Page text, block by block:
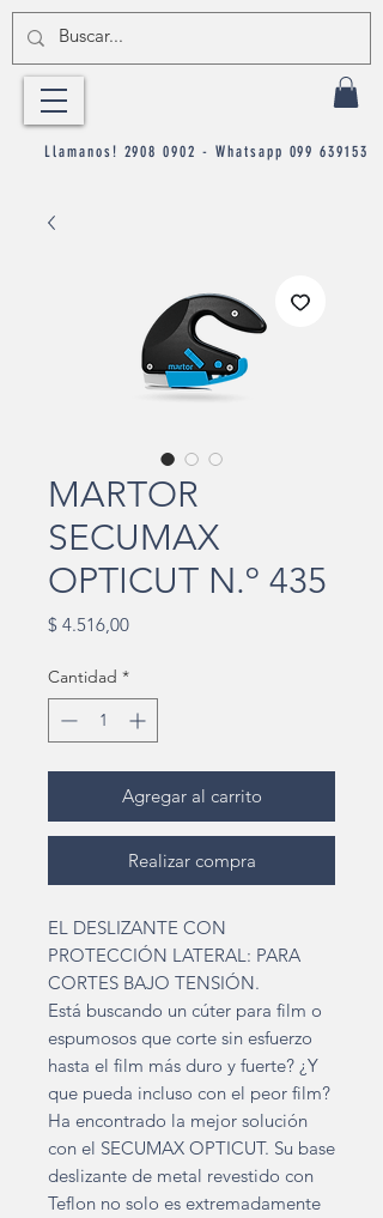
Llamanos! 2908 0902 - Whatsapp 099 639153
MARTOR
SECUMAX
OPTICUT N.º 435
$ 4.516,00Precio
Cantidad *
Agregar al carrito
Realizar compra
EL DESLIZANTE CON
PROTECCIÓN LATERAL: PARA
CORTES BAJO TENSIÓN.
Está buscando un cúter para film o
espumosos que corte sin esfuerzo
hasta el film más duro y fuerte? ¿Y
que pueda incluso con el peor film?
Ha encontrado la mejor solución
con el SECUMAX OPTICUT. Su base
deslizante de metal revestido con
Teflon no solo es extremadamente